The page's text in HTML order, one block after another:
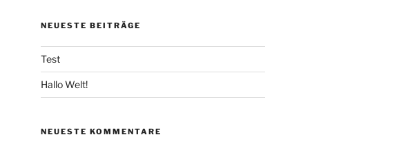
NEUESTE BEITRÄGE
Test
Hallo Welt!
NEUESTE KOMMENTARE